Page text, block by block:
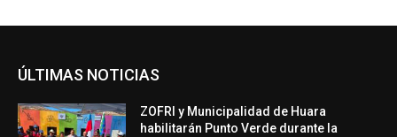
ÚLTIMAS NOTICIAS
ZOFRI y Municipalidad de Huara
habilitarán Punto Verde durante la